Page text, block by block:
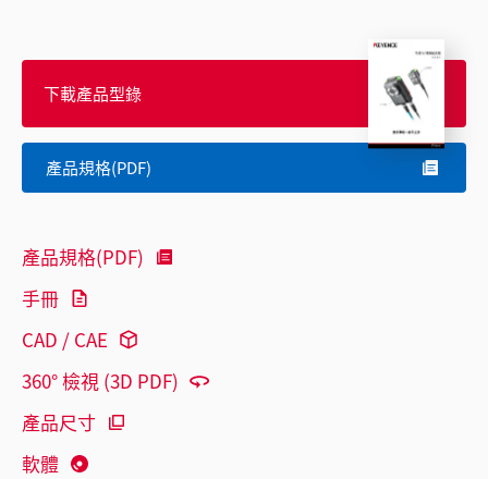
下載產品型錄
產品規格(PDF)
產品規格(PDF)
手冊
CAD / CAE
360° 檢視 (3D PDF)
產品尺寸
軟體